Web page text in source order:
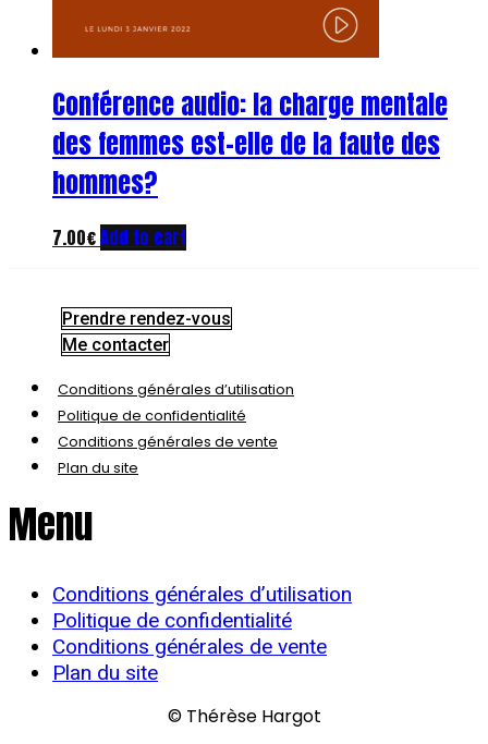
Conférence audio: la charge mentale
des femmes est-elle de la faute des
hommes?
7.00€Add to cart
Prendre rendez-vous
Me contacter
Conditions générales d’utilisation
Politique de confidentialité
Conditions générales de vente
Plan du site
Menu
Conditions générales d’utilisation
Politique de confidentialité
Conditions générales de vente
Plan du site
© Thérèse Hargot